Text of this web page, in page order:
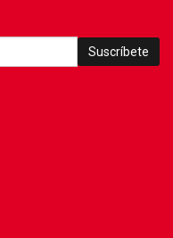
Suscríbete